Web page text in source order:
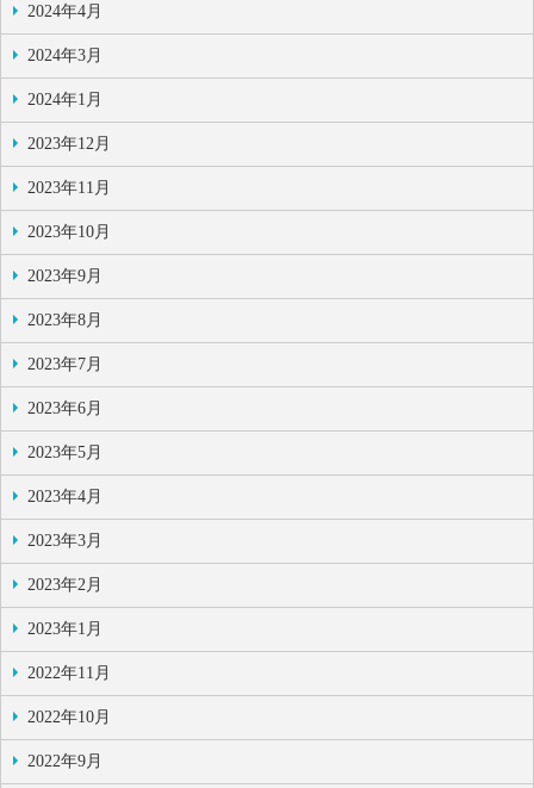
2024年4月
2024年3月
2024年1月
2023年12月
2023年11月
2023年10月
2023年9月
2023年8月
2023年7月
2023年6月
2023年5月
2023年4月
2023年3月
2023年2月
2023年1月
2022年11月
2022年10月
2022年9月